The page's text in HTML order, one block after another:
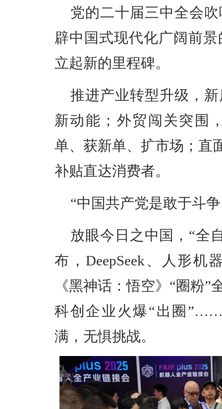
党的二十届三中全会
辟中国式现代化广阔前
立起新的里程碑。
推进产业转型升级，
新动能；外贸闯关突围
单、获新单、扩市场；直
补贴直达消费者。
“中国共产党是敢于斗
放眼今日之中国，“全
布，DeepSeek、人形
《黑神话：悟空》“圈粉
科创企业火爆“出圈
满，无惧挑战。